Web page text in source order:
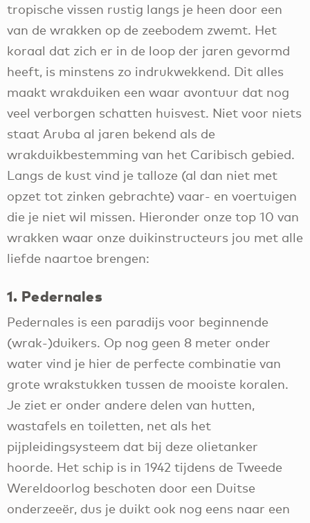
tropische vissen rustig langs je heen door een
van de wrakken op de zeebodem zwemt. Het
koraal dat zich er in de loop der jaren gevormd
heeft, is minstens zo indrukwekkend. Dit alles
maakt wrakduiken een waar avontuur dat nog
veel verborgen schatten huisvest. Niet voor niets
staat Aruba al jaren bekend als de
wrakduikbestemming van het Caribisch gebied.
Langs de kust vind je talloze (al dan niet met
opzet tot zinken gebrachte) vaar- en voertuigen
die je niet wil missen. Hieronder onze top 10 van
wrakken waar onze duikinstructeurs jou met alle
liefde naartoe brengen:
1. Pedernales
Pedernales is een paradijs voor beginnende
(wrak-)duikers. Op nog geen 8 meter onder
water vind je hier de perfecte combinatie van
grote wrakstukken tussen de mooiste koralen.
Je ziet er onder andere delen van hutten,
wastafels en toiletten, net als het
pijpleidingsysteem dat bij deze olietanker
hoorde. Het schip is in 1942 tijdens de Tweede
Wereldoorlog beschoten door een Duitse
onderzeeër, dus je duikt ook nog eens naar een